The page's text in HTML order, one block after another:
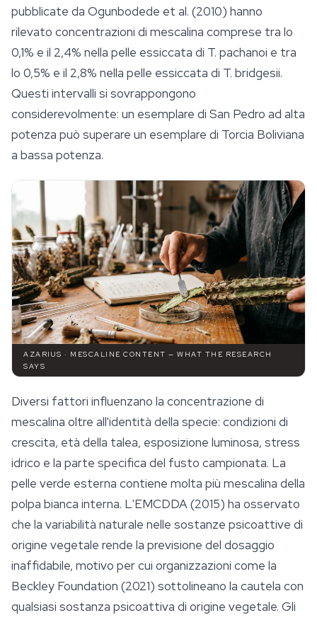
pubblicate da Ogunbodede et al. (2010) hanno
rilevato concentrazioni di mescalina comprese tra lo
0,1% e il 2,4% nella pelle essiccata di T. pachanoi e tra
lo 0,5% e il 2,8% nella pelle essiccata di T. bridgesii.
Questi intervalli si sovrappongono
considerevolmente: un esemplare di San Pedro ad alta
potenza può superare un esemplare di Torcia Boliviana
a bassa potenza.
AZARIUS · MESCALINE CONTENT — WHAT THE RESEARCH
SAYS
Diversi fattori influenzano la concentrazione di
mescalina oltre all'identità della specie: condizioni di
crescita, età della talea, esposizione luminosa, stress
idrico e la parte specifica del fusto campionata. La
pelle verde esterna contiene molta più mescalina della
polpa bianca interna. L'EMCDDA (2015) ha osservato
che la variabilità naturale nelle sostanze psicoattive di
origine vegetale rende la previsione del dosaggio
inaffidabile, motivo per cui organizzazioni come la
Beckley Foundation (2021) sottolineano la cautela con
qualsiasi sostanza psicoattiva di origine vegetale. Gli